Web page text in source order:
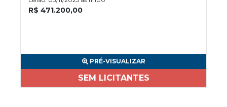
R$ 471.200,00
PRÉ-VISUALIZAR
SEM LICITANTES